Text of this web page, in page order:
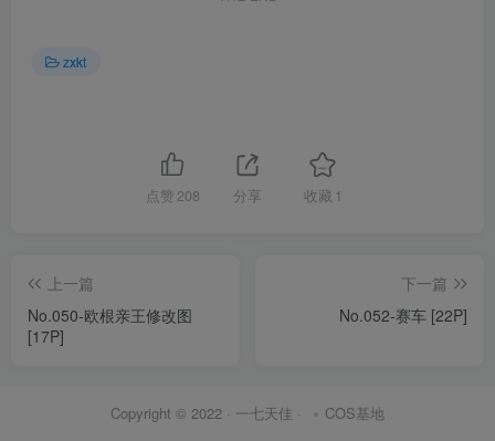
zxkt
点赞 208 分享 收藏 1
上一篇
No.050-欧根亲王修改图
[17P]
下一篇
No.052-赛车 [22P]
Copyright © 2022 · 一七天佳 · COS基地